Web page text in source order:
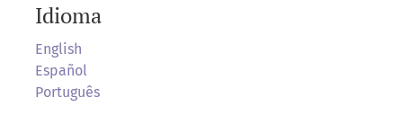
Idioma
English
Español
Português